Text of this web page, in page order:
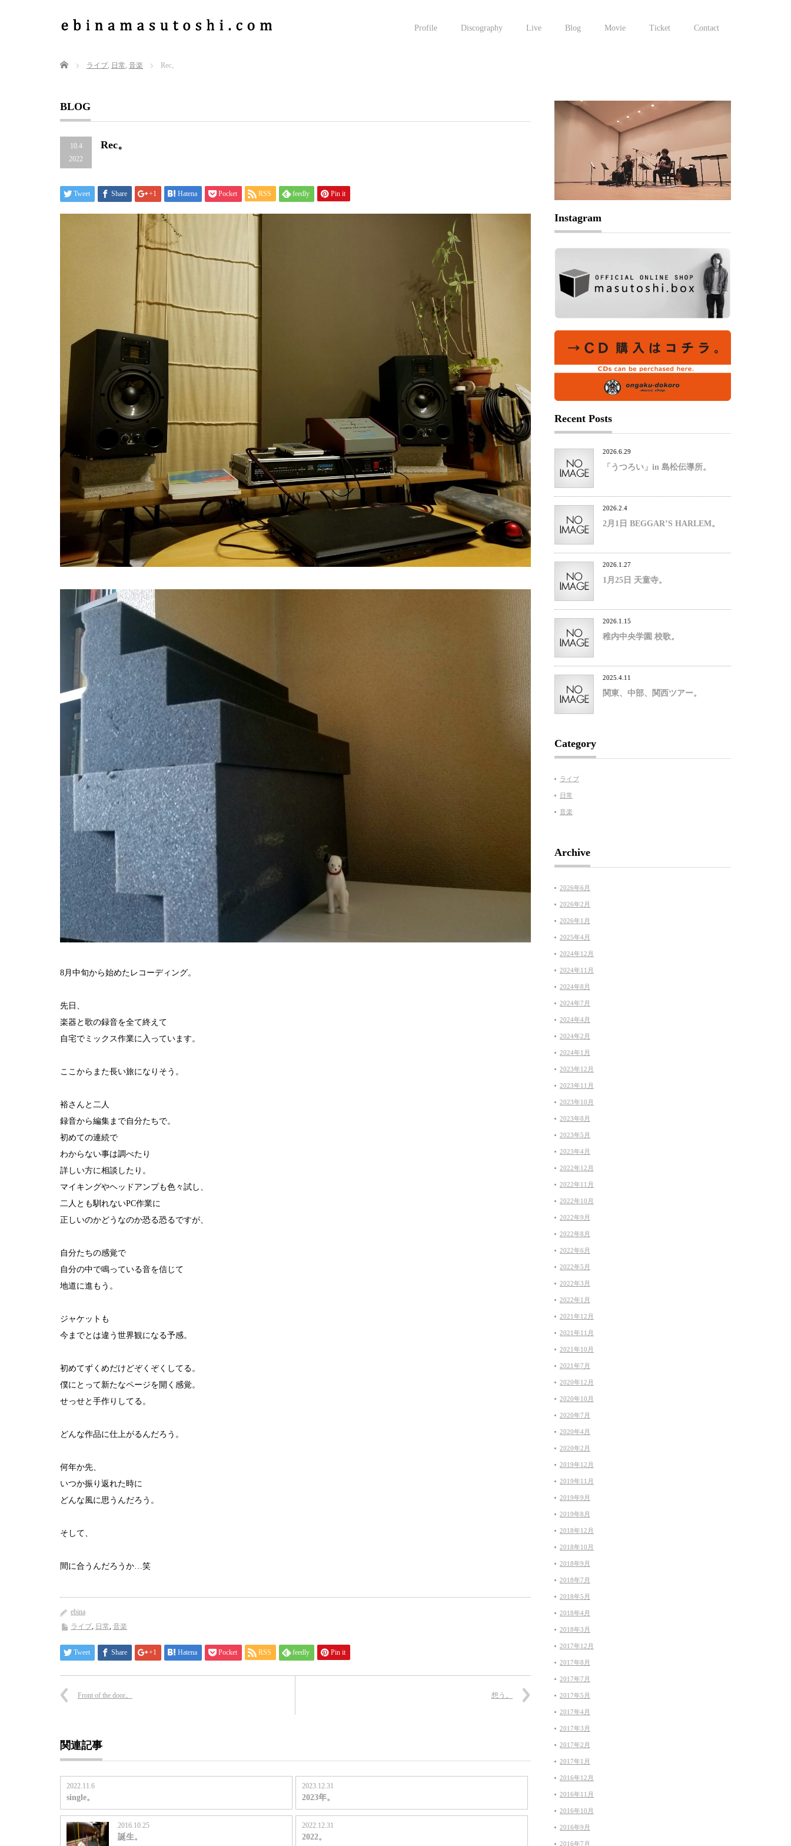
Profile Discography Live Blog Movie Ticket Contact
Home ライブ, 日常, 音楽 Rec。
BLOG
10.4
2022
Rec。
Tweet Share +1 Hatena Pocket RSS feedly Pin it
8月中旬から始めたレコーディング。
先日、
楽器と歌の録音を全て終えて
自宅でミックス作業に入っています。
ここからまた長い旅になりそう。
裕さんと二人
録音から編集まで自分たちで。
初めての連続で
わからない事は調べたり
詳しい方に相談したり。
マイキングやヘッドアンプも色々試し、
二人とも馴れないPC作業に
正しいのかどうなのか恐る恐るですが、
自分たちの感覚で
自分の中で鳴っている音を信じて
地道に進もう。
ジャケットも
今までとは違う世界観になる予感。
初めてずくめだけどぞくぞくしてる。
僕にとって新たなページを開く感覚。
せっせと手作りしてる。
どんな作品に仕上がるんだろう。
何年か先、
いつか振り返れた時に
どんな風に思うんだろう。
そして、
間に合うんだろうか…笑
ebina
ライブ, 日常, 音楽
Tweet Share +1 Hatena Pocket RSS feedly Pin it
Front of the door。 想う。
関連記事
2022.11.6
single。
2023.12.31
2023年。
2016.10.25
誕生。
2022.12.31
2022。
Instagram
Recent Posts
2026.6.29
「うつろい」in 島松伝導所。
2026.2.4
2月1日 BEGGAR’S HARLEM。
2026.1.27
1月25日 天童寺。
2026.1.15
稚内中央学園 校歌。
2025.4.11
関東、中部、関西ツアー。
Category
ライブ
日常
音楽
Archive
2026年6月
2026年2月
2026年1月
2025年4月
2024年12月
2024年11月
2024年8月
2024年7月
2024年4月
2024年2月
2024年1月
2023年12月
2023年11月
2023年10月
2023年8月
2023年5月
2023年4月
2022年12月
2022年11月
2022年10月
2022年9月
2022年8月
2022年6月
2022年5月
2022年3月
2022年1月
2021年12月
2021年11月
2021年10月
2021年7月
2020年12月
2020年10月
2020年7月
2020年4月
2020年2月
2019年12月
2019年11月
2019年9月
2019年8月
2018年12月
2018年10月
2018年9月
2018年7月
2018年5月
2018年4月
2018年3月
2017年12月
2017年8月
2017年7月
2017年5月
2017年4月
2017年3月
2017年2月
2017年1月
2016年12月
2016年11月
2016年10月
2016年9月
2016年7月